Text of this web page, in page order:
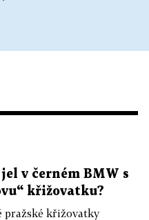
v černém BMW s
křižovatku?
pražské křižovatky